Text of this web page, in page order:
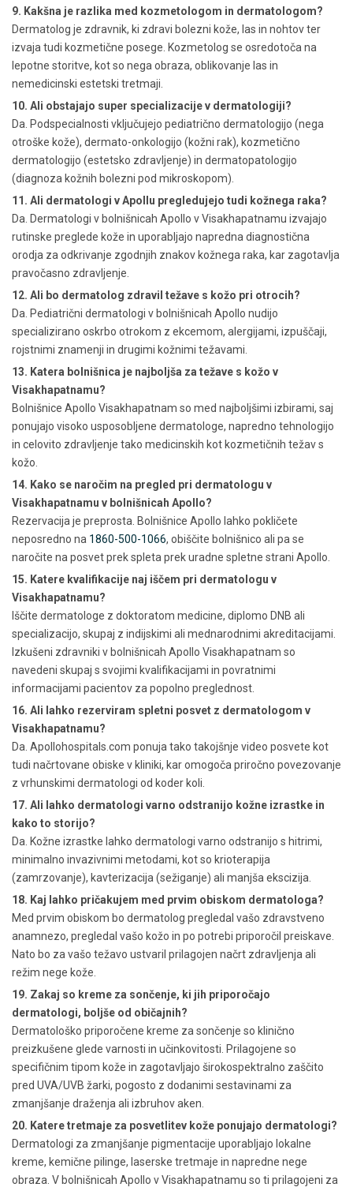
9. Kakšna je razlika med kozmetologom in dermatologom?
Dermatolog je zdravnik, ki zdravi bolezni kože, las in nohtov ter
izvaja tudi kozmetične posege. Kozmetolog se osredotoča na
lepotne storitve, kot so nega obraza, oblikovanje las in
nemedicinski estetski tretmaji.
10. Ali obstajajo super specializacije v dermatologiji?
Da. Podspecialnosti vključujejo pediatrično dermatologijo (nega
otroške kože), dermato-onkologijo (kožni rak), kozmetično
dermatologijo (estetsko zdravljenje) in dermatopatologijo
(diagnoza kožnih bolezni pod mikroskopom).
11. Ali dermatologi v Apollu pregledujejo tudi kožnega raka?
Da. Dermatologi v bolnišnicah Apollo v Visakhapatnamu izvajajo
rutinske preglede kože in uporabljajo napredna diagnostična
orodja za odkrivanje zgodnjih znakov kožnega raka, kar zagotavlja
pravočasno zdravljenje.
12. Ali bo dermatolog zdravil težave s kožo pri otrocih?
Da. Pediatrični dermatologi v bolnišnicah Apollo nudijo
specializirano oskrbo otrokom z ekcemom, alergijami, izpuščaji,
rojstnimi znamenji in drugimi kožnimi težavami.
13. Katera bolnišnica je najboljša za težave s kožo v
Visakhapatnamu?
Bolnišnice Apollo Visakhapatnam so med najboljšimi izbirami, saj
ponujajo visoko usposobljene dermatologe, napredno tehnologijo
in celovito zdravljenje tako medicinskih kot kozmetičnih težav s
kožo.
14. Kako se naročim na pregled pri dermatologu v
Visakhapatnamu v bolnišnicah Apollo?
Rezervacija je preprosta. Bolnišnice Apollo lahko pokličete
neposredno na 1860-500-1066, obiščite bolnišnico ali pa se
naročite na posvet prek spleta prek uradne spletne strani Apollo.
15. Katere kvalifikacije naj iščem pri dermatologu v
Visakhapatnamu?
Iščite dermatologe z doktoratom medicine, diplomo DNB ali
specializacijo, skupaj z indijskimi ali mednarodnimi akreditacijami.
Izkušeni zdravniki v bolnišnicah Apollo Visakhapatnam so
navedeni skupaj s svojimi kvalifikacijami in povratnimi
informacijami pacientov za popolno preglednost.
16. Ali lahko rezerviram spletni posvet z dermatologom v
Visakhapatnamu?
Da. Apollohospitals.com ponuja tako takojšnje video posvete kot
tudi načrtovane obiske v kliniki, kar omogoča priročno povezovanje
z vrhunskimi dermatologi od koder koli.
17. Ali lahko dermatologi varno odstranijo kožne izrastke in
kako to storijo?
Da. Kožne izrastke lahko dermatologi varno odstranijo s hitrimi,
minimalno invazivnimi metodami, kot so krioterapija
(zamrzovanje), kavterizacija (sežiganje) ali manjša ekscizija.
18. Kaj lahko pričakujem med prvim obiskom dermatologa?
Med prvim obiskom bo dermatolog pregledal vašo zdravstveno
anamnezo, pregledal vašo kožo in po potrebi priporočil preiskave.
Nato bo za vašo težavo ustvaril prilagojen načrt zdravljenja ali
režim nege kože.
19. Zakaj so kreme za sončenje, ki jih priporočajo
dermatologi, boljše od običajnih?
Dermatološko priporočene kreme za sončenje so klinično
preizkušene glede varnosti in učinkovitosti. Prilagojene so
specifičnim tipom kože in zagotavljajo širokospektralno zaščito
pred UVA/UVB žarki, pogosto z dodanimi sestavinami za
zmanjšanje draženja ali izbruhov aken.
20. Katere tretmaje za posvetlitev kože ponujajo dermatologi?
Dermatologi za zmanjšanje pigmentacije uporabljajo lokalne
kreme, kemične pilinge, laserske tretmaje in napredne nege
obraza. V bolnišnicah Apollo v Visakhapatnamu so ti prilagojeni za